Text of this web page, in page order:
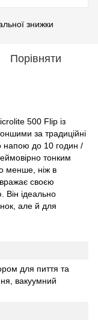
знижки
Порівняти
500 Flip із
за традиційні
напою до 10 годин /
тонким
менше, ніж в
своєю
Він ідеально
але й для
для пиття та
вакуумний